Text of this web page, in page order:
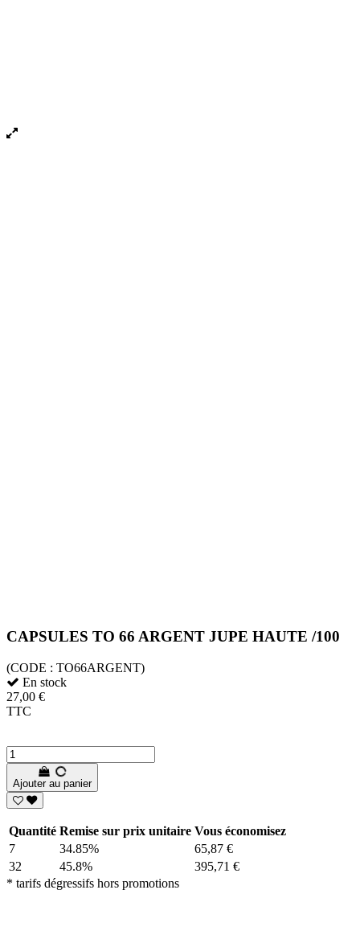
CAPSULES TO 66 ARGENT JUPE HAUTE /100
(CODE : TO66ARGENT)
En stock
27,00 €
TTC
Ajouter au panier
Quantité Remise sur prix unitaire Vous économisez
7
34.85%
65,87 €
32
45.8%
395,71 €
* tarifs dégressifs hors promotions